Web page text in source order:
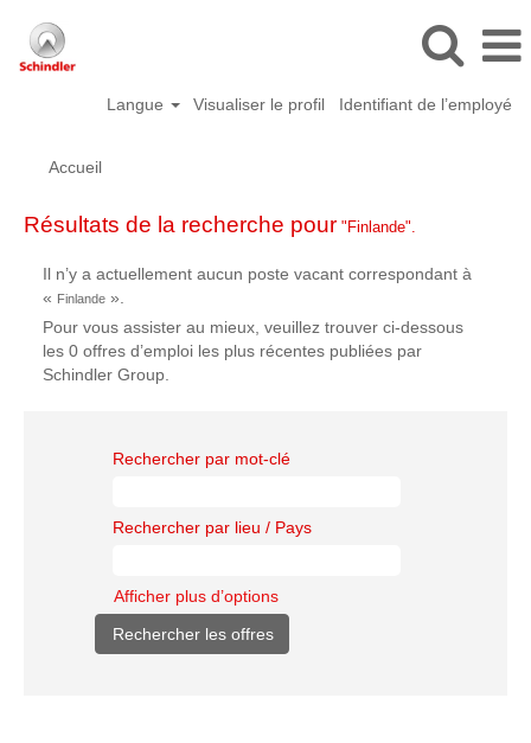
Langue Visualiser le profil Identifiant de l’employé
Accueil
Résultats de la recherche pour "Finlande".
Il n’y a actuellement aucun poste vacant correspondant à
« Finlande ».
Pour vous assister au mieux, veuillez trouver ci-dessous
les 0 offres d’emploi les plus récentes publiées par
Schindler Group.
Rechercher par mot-clé
Rechercher par lieu / Pays
Afficher plus d’options